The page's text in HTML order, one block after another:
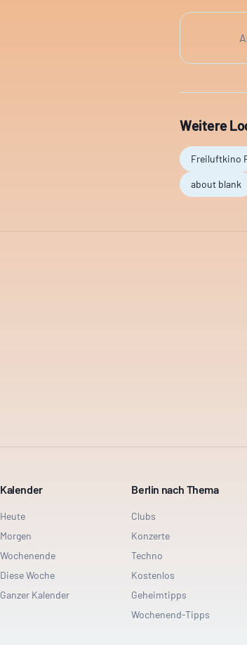
Weitere
Freiluftkino
about blank
Kalender
Heute
Morgen
Wochenende
Diese Woche
Ganzer Kalender
Berlin nach Thema
Clubs
Konzerte
Techno
Kostenlos
Geheimtipps
Wochenend-Tipps